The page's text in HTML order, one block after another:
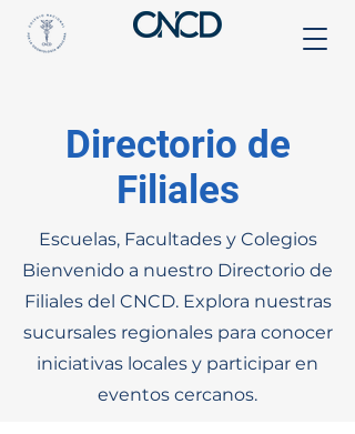
Directorio de
Filiales
Escuelas, Facultades y Colegios
Bienvenido a nuestro Directorio de
Filiales del CNCD. Explora nuestras
sucursales regionales para conocer
iniciativas locales y participar en
eventos cercanos.